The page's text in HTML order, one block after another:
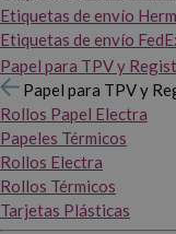
Etiquetas de envío
Etiquetas de envío
Papel para TPV y
Papel para TPV y
Rollos Papel Electra
Papeles Térmicos
Rollos Electra
Rollos Térmicos
Tarjetas Plásticas